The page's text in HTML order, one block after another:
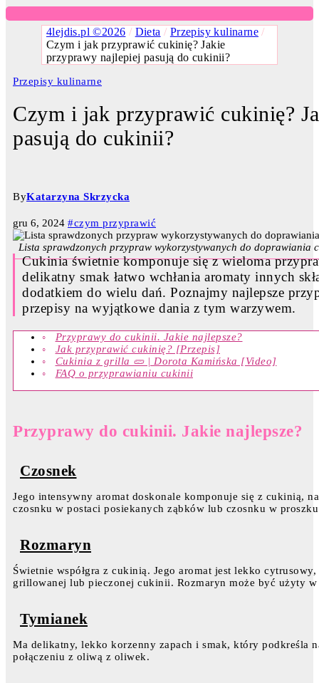
4lejdis.pl ©2026 / Dieta / Przepisy kulinarne /
Czym i jak przyprawić cukinię? Jakie
przyprawy najlepiej pasują do cukinii?
Przepisy kulinarne
Czym i jak przyprawić cukinię?
pasują do cukinii?
ByKatarzyna Skrzycka
gru 6, 2024 #czym przyprawić
Lista sprawdzonych przypraw wykorzystywanych do
Cukinia świetnie komponuje się z wieloma
delikatny smak łatwo wchłania aromaty innych
dodatkiem do wielu dań. Poznajmy najlepsze
przepisy na wyjątkowe dania z tym warzywem.
Przyprawy do cukinii. Jakie najlepsze?
Jak przyprawić cukinię? [Przepis]
Cukinia z grilla 🥒 | Dorota Kamińska [Video]
FAQ o przyprawianiu cukinii
Przyprawy do cukinii. Jakie najlepsze?
Czosnek
Jego intensywny aromat doskonale komponuje się z cukinią,
czosnku w postaci posiekanych ząbków lub czosnku w
Rozmaryn
Świetnie współgra z cukinią. Jego aromat jest lekko
grillowanej lub pieczonej cukinii. Rozmaryn może być użyty
Tymianek
Ma delikatny, lekko korzenny zapach i smak, który podkreśla
połączeniu z oliwą z oliwek.